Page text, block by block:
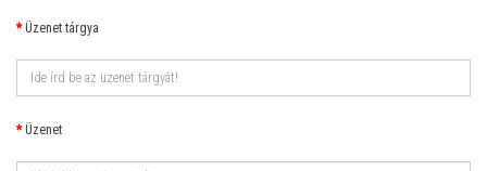
Üzenet tárgya
Üzenet